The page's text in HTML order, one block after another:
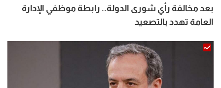
بعد مخالفة رأي شورى الدولة.. رابطة موظفي الإدارة
العامة تهدد بالتصعيد